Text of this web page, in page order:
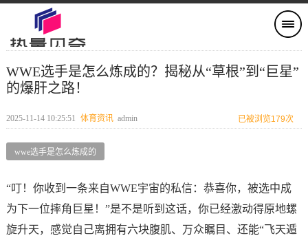
WWE选手是怎么炼成的？揭秘从“草根”到“巨星”
的爆肝之路！
2025-11-14 10:25:51 体育资讯 admin 已被浏览179次
wwe选手是怎么炼成的
“叮！你收到一条来自WWE宇宙的私信：恭喜你，被选中成
为下一位摔角巨星！”是不是听到这话，你已经激动得原地螺
旋升天，感觉自己离拥有六块腹肌、万众瞩目、还能“飞天遁